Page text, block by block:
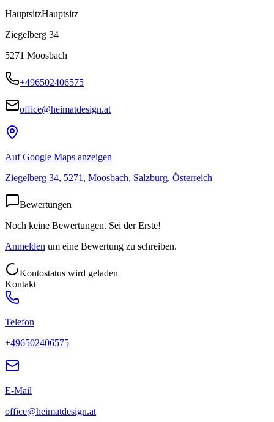
HauptsitzHauptsitz
Ziegelberg 34
5271 Moosbach
+496502406575
office@heimatdesign.at
Auf Google Maps anzeigen
Ziegelberg 34, 5271, Moosbach, Salzburg, Österreich
Bewertungen
Noch keine Bewertungen. Sei der Erste!
Anmelden um eine Bewertung zu schreiben.
Kontostatus wird geladen
Kontakt
Telefon
+496502406575
E-Mail
office@heimatdesign.at